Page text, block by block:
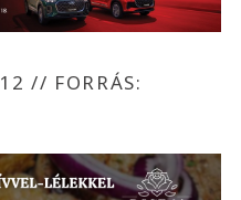
// FORRÁS: